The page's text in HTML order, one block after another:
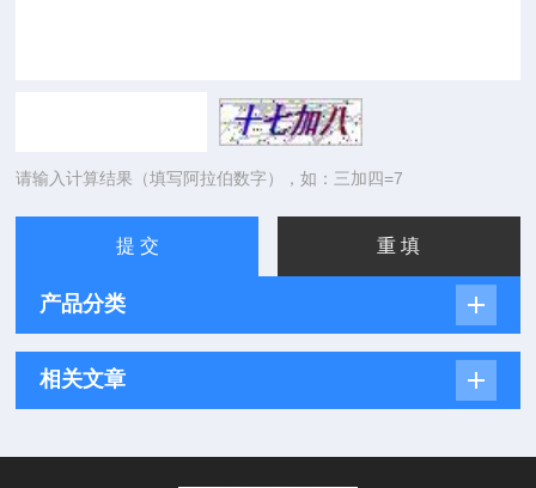
请输入计算结果（填写阿拉伯数字），如：三加四=7
产品分类
相关文章